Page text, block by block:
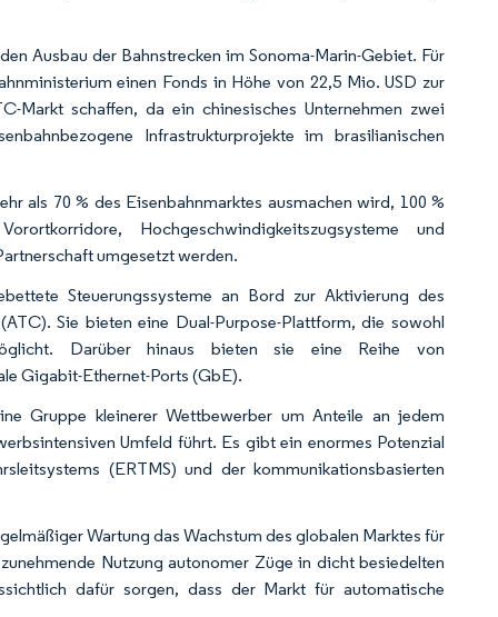
Ausbau der Bahnstrecken im Sonoma-Marin-Gebiet. Für
einen Fonds in Höhe von 22,5 Mio. USD zur
Markt schaffen, da ein chinesisches Unternehmen zwei
Infrastrukturprojekte im brasilianischen
als 70 % des Eisenbahnmarktes ausmachen wird, 100 %
Hochgeschwindigkeitszugsysteme und
umgesetzt werden.
Steuerungssysteme an Bord zur Aktivierung des
Sie bieten eine Dual-Purpose-Plattform, die sowohl
Darüber hinaus bieten sie eine Reihe von
Gigabit-Ethernet-Ports (GbE).
Gruppe kleinerer Wettbewerber um Anteile an jedem
Umfeld führt. Es gibt ein enormes Potenzial
(ERTMS) und der kommunikationsbasierten
Wartung das Wachstum des globalen Marktes für
Nutzung autonomer Züge in dicht besiedelten
dafür sorgen, dass der Markt für automatische